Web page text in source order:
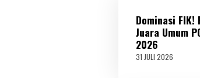
Dominasi FIK!
Juara Umum
2026
31 JULI 2026